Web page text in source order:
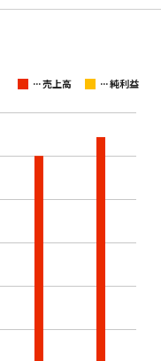
...売上高 ...純利益